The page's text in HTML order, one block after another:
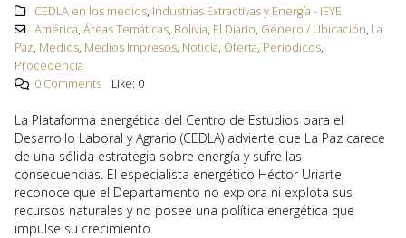
CEDLA en los medios, Industrias Extractivas y Energía - IEYE
América, Áreas Temáticas, Bolivia, El Diario, Género / Ubicación, La
Paz, Medios, Medios Impresos, Noticia, Oferta, Periódicos,
Procedencia
0 Comments
Like: 0
La Plataforma energética del Centro de Estudios para el
Desarrollo Laboral y Agrario (CEDLA) advierte que La Paz carece
de una sólida estrategia sobre energía y sufre las
consecuencias. El especialista energético Héctor Uriarte
reconoce que el Departamento no explora ni explota sus
recursos naturales y no posee una política energética que
impulse su crecimiento.